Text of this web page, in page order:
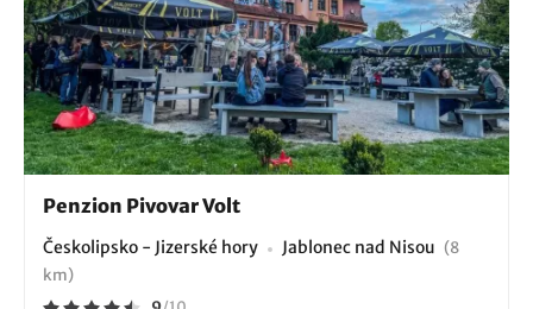
Penzion Pivovar Volt
Českolipsko - Jizerské hory Jablonec nad Nisou (8
km)